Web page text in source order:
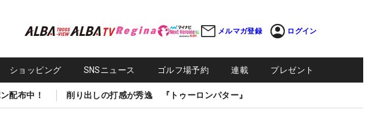
メルマガ登録 ログイン
ショッピング SNSニュース ゴルフ場予約 連載 プレゼント
配布中！ 削り出しの打感が秀逸 『トゥーロンパター』